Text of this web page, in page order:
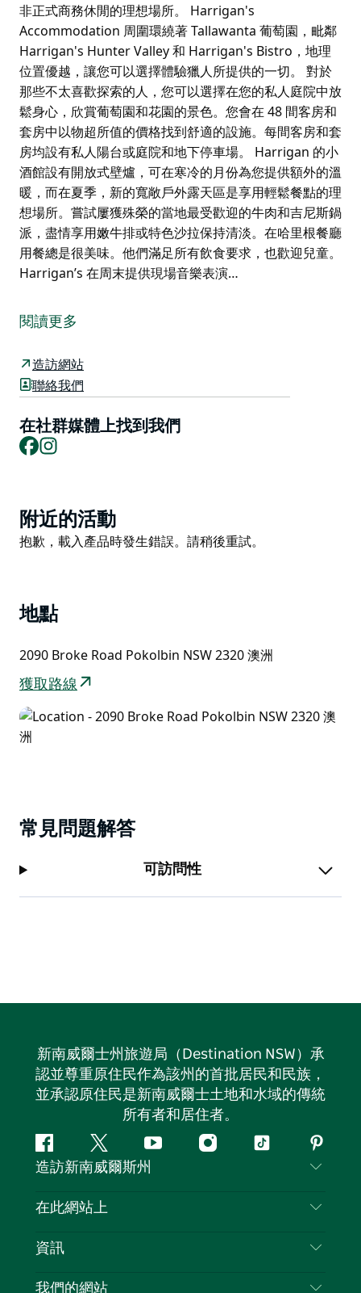
非正式商務休閒的理想場所。 Harrigan's
Accommodation 周圍環繞著 Tallawanta 葡萄園，毗鄰
Harrigan's Hunter Valley 和 Harrigan's Bistro，地理
位置優越，讓您可以選擇體驗獵人所提供的一切。 對於
那些不太喜歡探索的人，您可以選擇在您的私人庭院中放
鬆身心，欣賞葡萄園和花園的景色。您會在 48 間客房和
套房中以物超所值的價格找到舒適的設施。每間客房和套
房均設有私人陽台或庭院和地下停車場。 Harrigan 的小
酒館設有開放式壁爐，可在寒冷的月份為您提供額外的溫
暖，而在夏季，新的寬敞戶外露天區是享用輕鬆餐點的理
想場所。嘗試屢獲殊榮的當地最受歡迎的牛肉和吉尼斯鍋
派，盡情享用嫩牛排或特色沙拉保持清淡。在哈里根餐廳
用餐總是很美味。他們滿足所有飲食要求，也歡迎兒童。
Harrigan’s 在周末提供現場音樂表演…
非正式商務休閒的理想場所。
萄園，毗鄰 Harrigan's Hunter Valley 和 Harrigan's
Bistro，地理位置優越，讓您可以選擇體驗獵人所提供的
一切。
對於那些不太喜歡探索的人，您可以選擇在您的私人庭院
中放鬆身心，欣賞葡萄園和花園的景色。您會在 48 間客
Harrigan 的小酒館設有開放式壁爐，可在寒冷的月份為
您提供額外的溫暖，而在夏季，新的寬敞戶外露天區是享
淡。在哈里根餐廳用餐總是很美味。他們滿足所有飲食要
求，也歡迎兒童。
Harrigan’s 在周末提供現場音樂表演，以墨爾本杯和聖
的每日特價。他們建議您在計劃與他們一起用餐時查看他
們即將推出的特價和活動。
閱讀更多
造訪網站
聯絡我們
在社群媒體上找到我們
Facebook
Product
List
附近的活動
Product
抱歉，載入產品時發生錯誤。請稍後重試。
地點
2090 Broke Road Pokolbin NSW 2320 澳洲
獲取路線
常見問題解答
可訪問性
新南威爾士州旅遊局（Destination NSW）承
認並尊重原住民作為該州的首批居民和民族，
並承認原住民是新南威爾士土地和水域的傳統
所有者和居住者。
Facebook嘰
嘰
喳
Youtube Instagram
抖
造訪新南威爾斯州
聯絡我們
隱私
在此網站上
目的地
資訊
旅行資訊
我們的網站